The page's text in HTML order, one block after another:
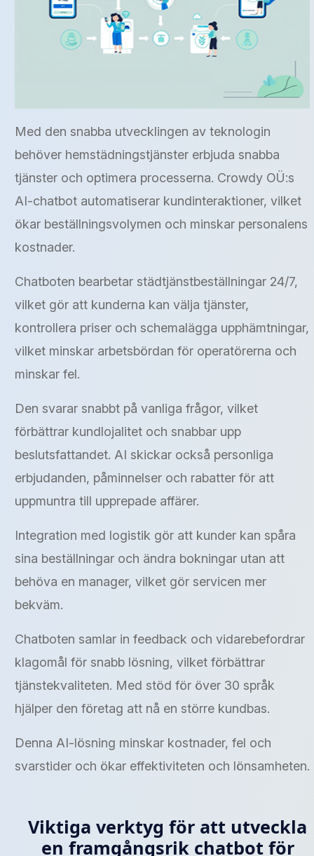
Med den snabba utvecklingen av teknologin
behöver hemstädningstjänster erbjuda snabba
tjänster och optimera processerna. Crowdy OÜ:s
AI-chatbot automatiserar kundinteraktioner, vilket
ökar beställningsvolymen och minskar personalens
kostnader.
Chatboten bearbetar städtjänstbeställningar 24/7,
vilket gör att kunderna kan välja tjänster,
kontrollera priser och schemalägga upphämtningar,
vilket minskar arbetsbördan för operatörerna och
minskar fel.
Den svarar snabbt på vanliga frågor, vilket
förbättrar kundlojalitet och snabbar upp
beslutsfattandet. AI skickar också personliga
erbjudanden, påminnelser och rabatter för att
uppmuntra till upprepade affärer.
Integration med logistik gör att kunder kan spåra
sina beställningar och ändra bokningar utan att
behöva en manager, vilket gör servicen mer
bekväm.
Chatboten samlar in feedback och vidarebefordrar
klagomål för snabb lösning, vilket förbättrar
tjänstekvaliteten. Med stöd för över 30 språk
hjälper den företag att nå en större kundbas.
Denna AI-lösning minskar kostnader, fel och
svarstider och ökar effektiviteten och lönsamheten.
Viktiga verktyg för att utveckla
en framgångsrik chatbot för